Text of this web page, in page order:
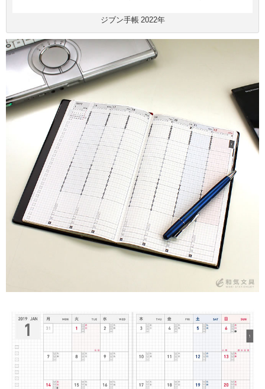
ジブン手帳 2022年